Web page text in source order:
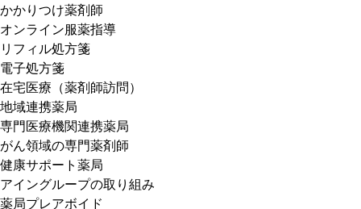
かかりつけ薬剤師
オンライン服薬指導
リフィル処方箋
電子処方箋
在宅医療（薬剤師訪問）
地域連携薬局
専門医療機関連携薬局
がん領域の専門薬剤師
健康サポート薬局
アイングループの取り組み
薬局プレアボイド